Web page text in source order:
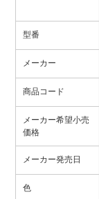
型番
メーカー
商品コード
メーカー希望小売
価格
メーカー発売日
色